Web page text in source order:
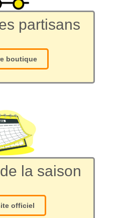
partisans
boutique
la saison
officiel